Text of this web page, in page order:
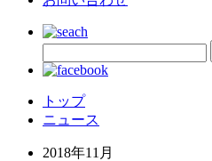
トップ
ニュース
2018年11月